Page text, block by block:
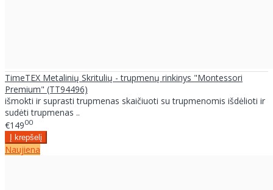
TimeTEX Metalinių Skritulių - trupmenų rinkinys "Montessori
Premium" (TT94496)
išmokti ir suprasti trupmenas skaičiuoti su trupmenomis išdėlioti ir
sudėti trupmenas ..
€14900
Naujiena